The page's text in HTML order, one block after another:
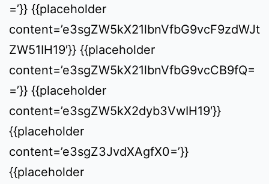
=’}} {{placeholder
content=’e3sgZW5kX21lbnVfbG9vcF9zdWJt
ZW51IH19′}} {{placeholder
content=’e3sgZW5kX21lbnVfbG9vcCB9fQ=
=’}} {{placeholder
content=’e3sgZW5kX2dyb3VwIH19′}}
{{placeholder
content=’e3sgZ3JvdXAgfX0=’}}
{{placeholder